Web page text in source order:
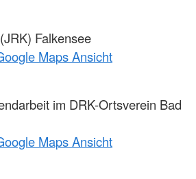
Falkensee
Maps Ansicht
im DRK-Ortsverein Bad
Maps Ansicht